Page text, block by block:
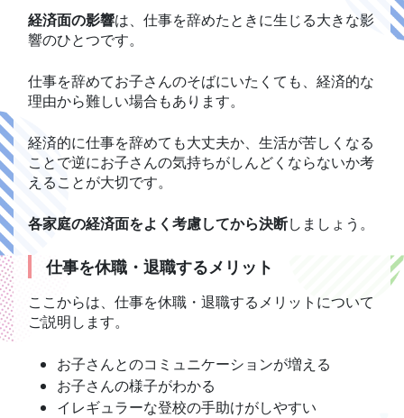
経済面の影響は、仕事を辞めたときに生じる大きな影
響のひとつです。
仕事を辞めてお子さんのそばにいたくても、経済的な
理由から難しい場合もあります。
経済的に仕事を辞めても大丈夫か、生活が苦しくなる
ことで逆にお子さんの気持ちがしんどくならないか考
えることが大切です。
各家庭の経済面をよく考慮してから決断しましょう。
仕事を休職・退職するメリット
ここからは、仕事を休職・退職するメリットについて
ご説明します。
お子さんとのコミュニケーションが増える
お子さんの様子がわかる
イレギュラーな登校の手助けがしやすい